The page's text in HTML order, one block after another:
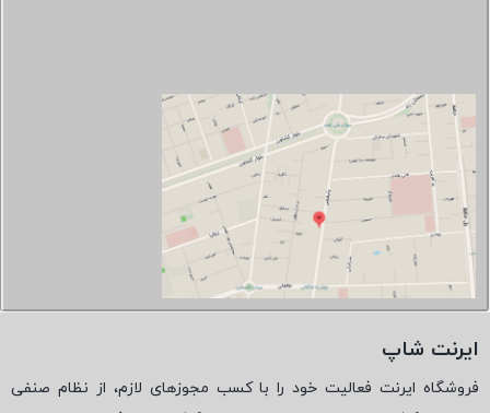
ایرنت شاپ
فروشگاه ایرنت فعالیت خود را با کسب مجوزهای لازم، از نظام صنفی